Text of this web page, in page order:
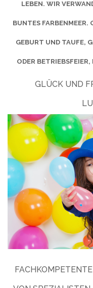
LEBEN. WIR
BUNTES FARBENMEER.
GEBURT UND TAUFE,
ODER
GLÜCK UND